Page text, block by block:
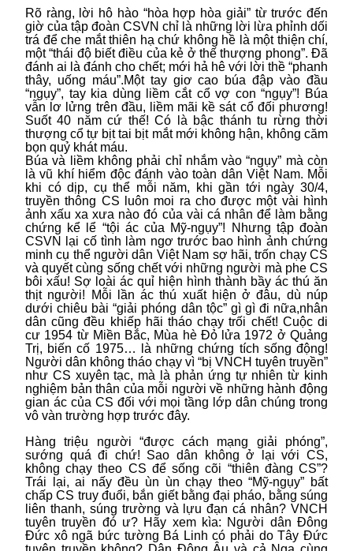
Rõ ràng, lời hô hào “hòa hợp hòa giải” từ trước đến
giờ của tập đoàn CSVN chỉ là những lời lừa phỉnh dối
trá để che mắt thiên hạ chứ không hề là một thiện chí,
một “thái độ biết điều của kẻ ở thế thượng phong”. Đã
đánh ai là đánh cho chết; mới hả hê với lời thề “phanh
thây, uống máu”.Một tay giơ cao búa đập vào đầu
“ngụy”, tay kia dùng liềm cắt cổ vợ con “ngụy”! Búa
vẫn lơ lửng trên đầu, liềm mãi kề sát cổ đối phương!
Suốt 40 năm cứ thế! Có là bậc thánh tu rừng thời
thượng cổ tự bịt tai bịt mắt mới không hận, không căm
bọn quỷ khát máu.
Búa và liềm không phải chỉ nhắm vào “ngụy” mà còn
là vũ khí hiểm độc đánh vào toàn dân Việt Nam. Mỗi
khi có dịp, cụ thể mỗi năm, khi gần tới ngày 30/4,
truyền thông CS luôn moi ra cho được một vài hình
ảnh xấu xa xưa nào đó của vài cá nhân để làm bằng
chứng kể lể “tội ác của Mỹ-ngụy”! Nhưng tập đoàn
CSVN lại cố tình làm ngơ trước bao hình ảnh chứng
minh cụ thể người dân Việt Nam sợ hãi, trốn chạy CS
và quyết cùng sống chết với những người mà phe CS
bôi xấu! Sợ loài ác quỉ hiện hình thành bầy ác thú ăn
thịt người! Mỗi lần ác thú xuất hiện ở đâu, dù núp
dưới chiêu bài “giải phóng dân tộc” gì gì đi nữa,nhân
dân cũng đều khiếp hãi tháo chạy trối chết! Cuộc di
cư 1954 từ Miền Bắc, Mùa hè Đỏ lửa 1972 ở Quảng
Trị, biến cố 1975… là những chứng tích sống động!
Người dân không tháo chạy vì “bị VNCH tuyên truyền”
như CS xuyên tạc, mà là phản ứng tự nhiên từ kinh
nghiệm bản thân của mỗi người về những hành động
gian ác của CS đối với mọi tầng lớp dân chúng trong
vô vàn trường hợp trước đây.
Hàng triệu người “được cách mạng giải phóng”,
sướng quá đi chứ! Sao dân không ở lại với CS,
không chạy theo CS để sống cõi “thiên đàng CS”?
Trái lại, ai nấy đều ùn ùn chạy theo “Mỹ-ngụy” bất
chấp CS truy đuổi, bắn giết bằng đại pháo, bằng súng
liên thanh, súng trường và lựu đạn cá nhân? VNCH
tuyên truyền đó ư? Hãy xem kìa: Người dân Đông
Đức xô ngã bức tường Bá Linh có phải do Tây Đức